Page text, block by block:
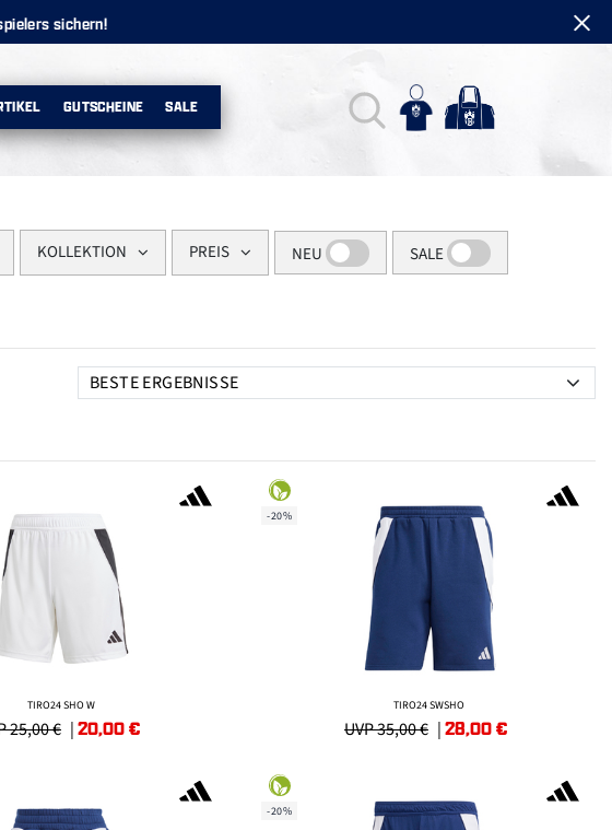
sichern!
GUTSCHEINE SALE
KOLLEKTION PREIS NEU SALE
TIRO24 SHO W
25,00 € |20,00€
-20%
TIRO24 SWSHO
UVP 35,00 € |28,00€
-20%